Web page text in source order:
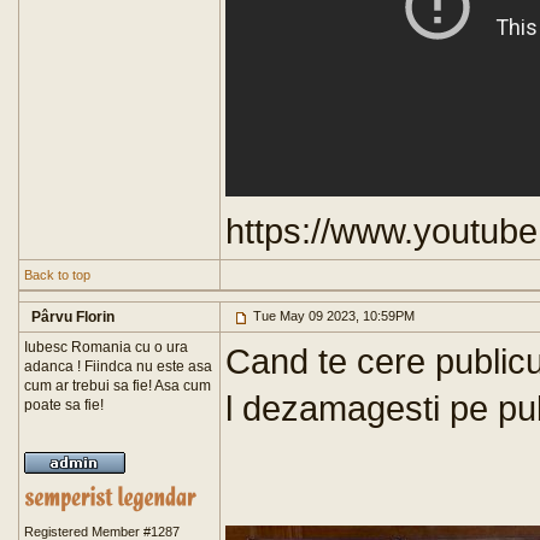
https://
Back to top
Pârvu Florin Tue May 09 2023, 10:59PM
Iubesc Romania cu o ura
adanca ! Fiindca nu este asa
cum ar trebui sa fie! Asa cum
poate sa fie!
Registered Member #1287
Cand te cere
l dezamagesti pe